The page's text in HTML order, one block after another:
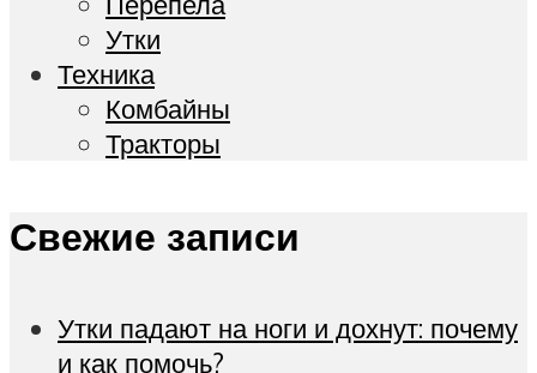
Утки
Техника
Комбайны
Тракторы
Свежие записи
Утки падают на ноги и дохнут: почему
и как помочь?